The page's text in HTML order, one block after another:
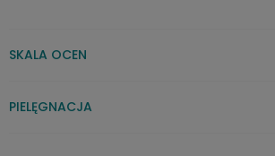
SKALA OCEN
PIELĘGNACJA